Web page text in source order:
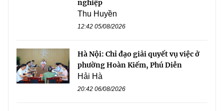
nghiệp
Thu Huyền
12:42 05/08/2026
Hà Nội: Chỉ đạo giải quyết vụ việc ở
phường Hoàn Kiếm, Phú Diễn
Hải Hà
20:42 06/08/2026